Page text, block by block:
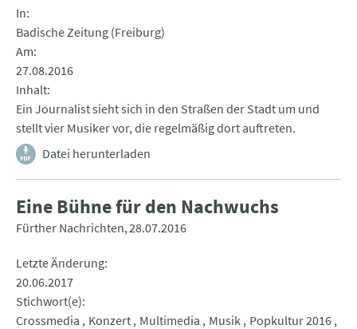
In
Badische Zeitung (Freiburg)
Am
27.08.2016
Inhalt
Ein Journalist sieht sich in den Straßen der Stadt um und
stellt vier Musiker vor, die regelmäßig dort auftreten.
Datei herunterladen
Eine Bühne für den Nachwuchs
Fürther Nachrichten 28.07.2016
Letzte Änderung
20.06.2017
Stichwort(e)
Crossmedia
Konzert Multimedia Musik Popkultur 2016